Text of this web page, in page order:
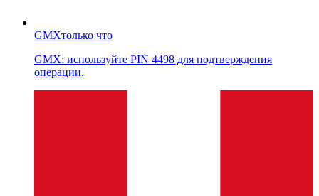
GMXтолько что
GMX: используйте PIN 4498 для подтверждения
операции.